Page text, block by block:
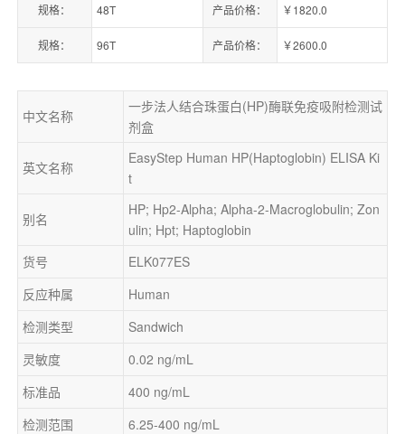
规格： 48T 产品价格： ￥1820.0
规格： 96T 产品价格： ￥2600.0
中文名称
一步法人结合珠蛋白(HP)酶联免疫吸附检测试
剂盒
英文名称
EasyStep Human HP(Haptoglobin) ELISA Ki
t
别名
HP; Hp2-Alpha; Alpha-2-Macroglobulin; Zon
ulin; Hpt; Haptoglobin
货号
ELK077ES
反应种属
Human
检测类型
Sandwich
灵敏度
0.02 ng/mL
标准品
400 ng/mL
检测范围
6.25-400 ng/mL